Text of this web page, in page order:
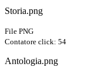
Storia.png
File PNG
Contatore click: 54
Antologia.png